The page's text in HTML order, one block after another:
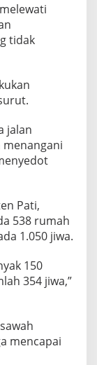
tidak
jalan
Pati,
538 rumah
1.050 jiwa.
150
354 jiwa,”
mencapai